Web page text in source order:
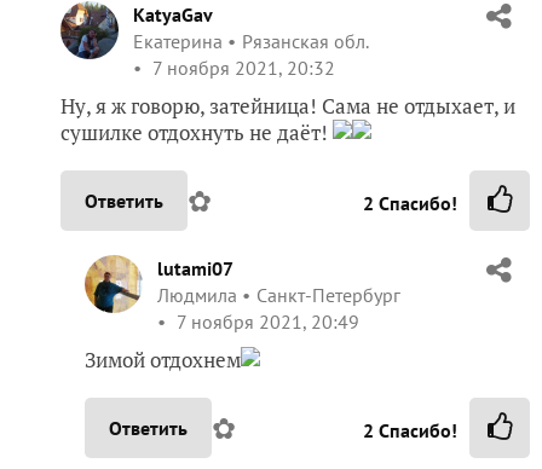
KatyaGav
Екатерина
Рязанская обл.
7 ноября 2021, 20:32
Ну, я ж говорю, затейница! Сама не отдыхает, и
сушилке отдохнуть не даёт!
Ответить ✿ 2 Спасибо!
lutami07
Людмила
Санкт-Петербург
7 ноября 2021, 20:49
Зимой отдохнем
Ответить ✿ 2 Спасибо!